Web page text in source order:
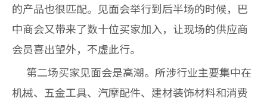
的产品也很匹配。见面会举行到后半场的时候，巴
中商会又带来了数十位买家加入，让现场的供应商
会员喜出望外，不虚此行。
第二场买家见面会是高潮。所涉行业主要集中在
机械、五金工具、汽摩配件、建材装饰材料和消费